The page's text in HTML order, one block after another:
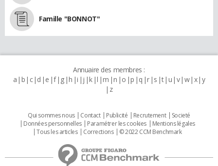
Famille "BONNOT"
Annuaire des membres :
a b c d e f g h i j k l m n o p q r s t u v w x y
z
Qui sommes nous Contact Publicité Recrutement
Societé
Données personnelles
Paramétrer les cookies
Mentions légales
Tous les articles
Corrections © 2022 CCM Benchmark